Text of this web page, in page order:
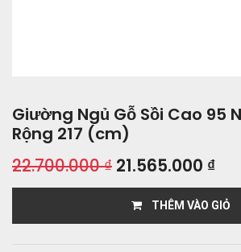
Giường Ngủ Gỗ Sồi Cao 95
Rộng 217 (cm)
22.700.000₫ 21.565.000 ₫
THÊM VÀO GIỎ